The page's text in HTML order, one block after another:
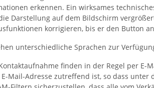
erkennen. Ein wirksames
Darstellung auf dem Bildschirm
korrigieren, bis er den Button
unterschiedliche Sprachen zur
finden in der Regel per
Mail-Adresse zutreffend ist, so dass